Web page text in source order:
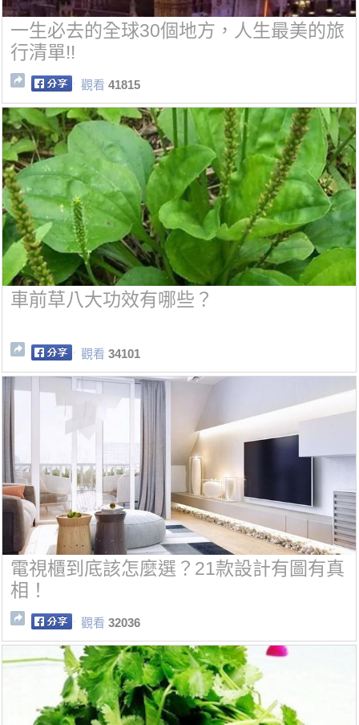
一生必去的全球30個地方，人生最美的旅
行清單!!
觀看 41815
車前草八大功效有哪些？
觀看 34101
電視櫃到底該怎麼選？21款設計有圖有真
相！
觀看 32036